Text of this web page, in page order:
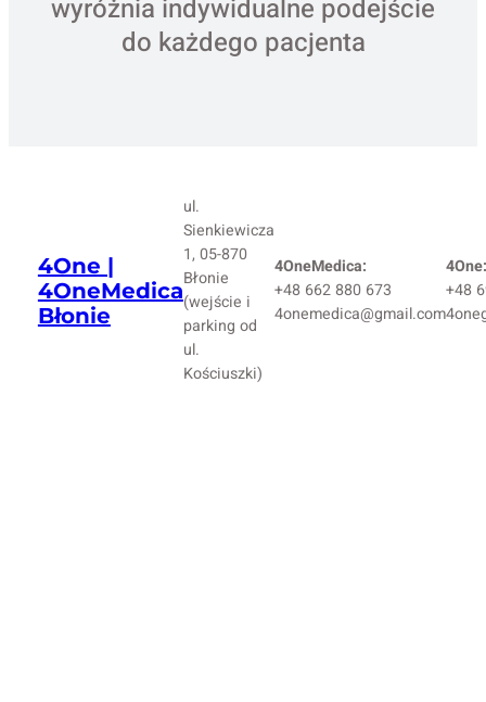
wyróżnia indywidualne podejście
do każdego pacjenta
4One |
4OneMedica
Błonie
ul.
Sienkiewicza
1, 05-870
Błonie
(wejście i
parking od
ul.
Kościuszki)
4OneMedica:
+48 662 880 673
4onemedica@gmail.com
4One:
+48